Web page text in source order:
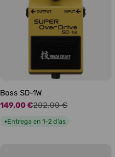
Boss SD-1W
Precio
de
149,00 €
Precio
habitual
202,00 €
●Entrega en 1-2 días